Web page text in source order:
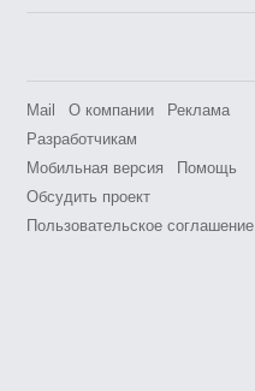
Mail О компании
Реклама
Разработчикам
Мобильная версия
Помощь
Обсудить проект
Пользовательское соглашение